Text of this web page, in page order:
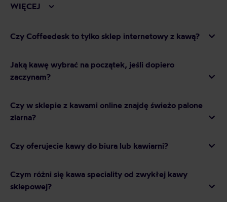
kraju pochodzenia,
stopniu palenia,
Coffeedesk to więcej niż sklep z kawą. To miejsce, w
którym możesz
podpowiadamy wprost, więc pytaj śmiało!
Sklep internetowy z kawą
chcą pić lepiej – zobacz
WIĘCEJ
Czy Coffeedesk to tylko sklep internetowy z kawą?
Jaką kawę wybrać na początek, jeśli dopiero
zaczynam?
Czy w sklepie z kawami online znajdę świeżo palone
ziarna?
Czy oferujecie kawy do biura lub kawiarni?
Czym różni się kawa speciality od zwykłej kawy
sklepowej?